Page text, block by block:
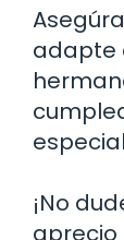
adapte
¡No
aprecio